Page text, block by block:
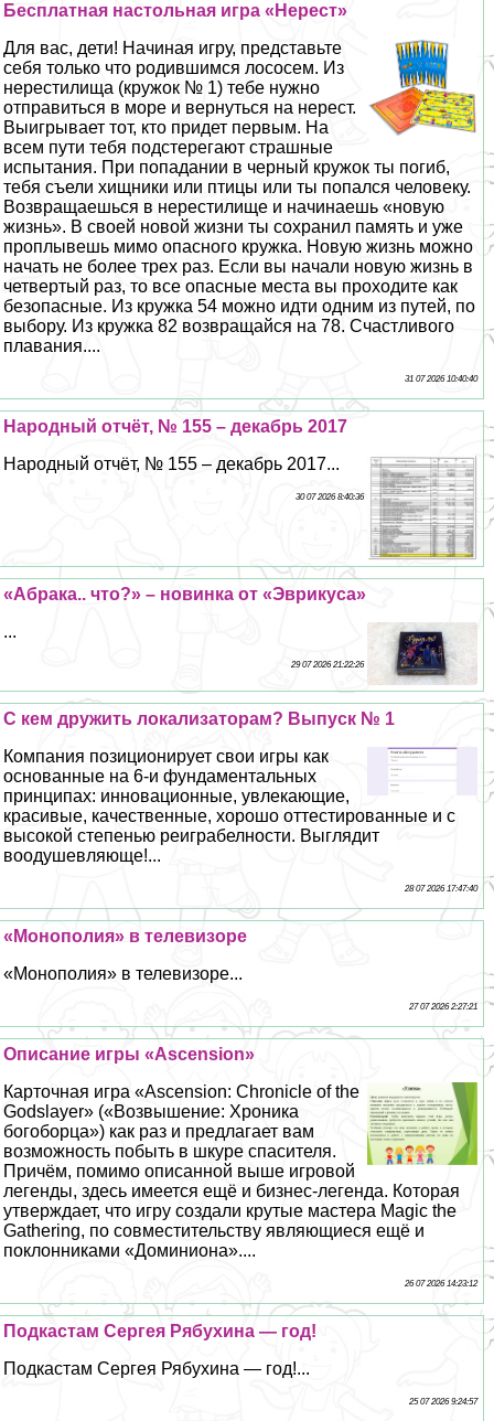
Бесплатная настольная игра «Нерест»
Для вас, дети! Начиная игру, представьте
себя только что родившимся лососем. Из
нерестилища (кружок № 1) тебе нужно
отправиться в море и вернуться на нерест.
Выигрывает тот, кто придет первым. На
всем пути тебя подстерегают страшные
испытания. При попадании в черный кружок ты погиб,
тебя съели хищники или птицы или ты попался человеку.
Возвращаешься в нерестилище и начинаешь «новую
жизнь». В своей новой жизни ты сохранил память и уже
проплывешь мимо опасного кружка. Новую жизнь можно
начать не более трех раз. Если вы начали новую жизнь в
четвертый раз, то все опасные места вы проходите как
безопасные. Из кружка 54 можно идти одним из путей, по
выбору. Из кружка 82 возвращайся на 78. Счастливого
плавания....
31 07 2026 10:40:40
Народный отчёт, № 155 – декабрь 2017
Народный отчёт, № 155 – декабрь 2017...
30 07 2026 8:40:36
«Абpaка.. что?» – новинка от «Эврикуса»
...
29 07 2026 21:22:26
С кем дружить локализаторам? Выпуск № 1
Компания позиционирует свои игры как
основанные на 6-и фундаментальных
принципах: инновационные, увлекающие,
красивые, качественные, хорошо оттестированные и с
высокой степенью реиграбелности. Выглядит
воодушевляюще!...
28 07 2026 17:47:40
«Монополия» в телевизоре
«Монополия» в телевизоре...
27 07 2026 2:27:21
Описание игры «Ascension»
Карточная игра «Ascension: Chronicle of the
Godslayer» («Возвышение: Хроника
богоборца») как раз и предлагает вам
возможность побыть в шкуре спасителя.
Причём, помимо описанной выше игровой
легенды, здесь имеется ещё и бизнес-легенда. Которая
утверждает, что игру создали крутые мастера Magic the
Gathering, по совместительству являющиеся ещё и
поклонниками «Доминиона»....
26 07 2026 14:23:12
Подкастам Сергея Рябухина — год!
Подкастам Сергея Рябухина — год!...
25 07 2026 9:24:57